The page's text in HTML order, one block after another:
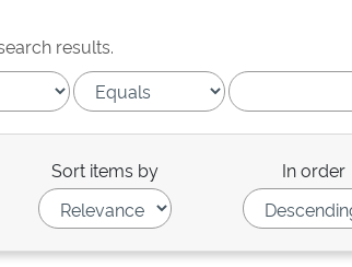
results.
Sort items by In order